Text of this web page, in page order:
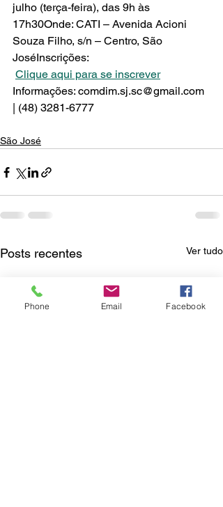
julho (terça-feira), das 9h às
17h30Onde: CATI – Avenida Acioni
Souza Filho, s/n – Centro, São
JoséInscrições:
Clique aqui para se inscrever
Informações: comdim.sj.sc@gmail.com
| (48) 3281-6777
São José
Posts recentes Ver tudo
Phone Email Facebook